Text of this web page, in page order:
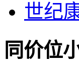
世纪
同价位